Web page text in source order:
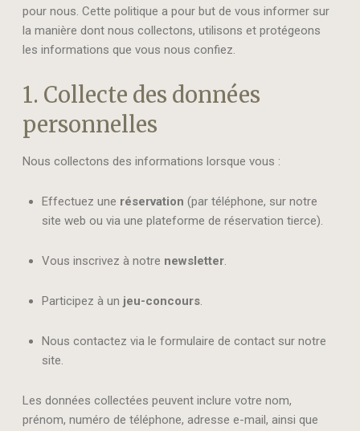
pour nous. Cette politique a pour but de vous informer sur
la manière dont nous collectons, utilisons et protégeons
les informations que vous nous confiez.
1. Collecte des données
personnelles
Nous collectons des informations lorsque vous :
Effectuez une réservation (par téléphone, sur notre
site web ou via une plateforme de réservation tierce).
Vous inscrivez à notre newsletter.
Participez à un jeu-concours.
Nous contactez via le formulaire de contact sur notre
site.
Les données collectées peuvent inclure votre nom,
prénom, numéro de téléphone, adresse e-mail, ainsi que